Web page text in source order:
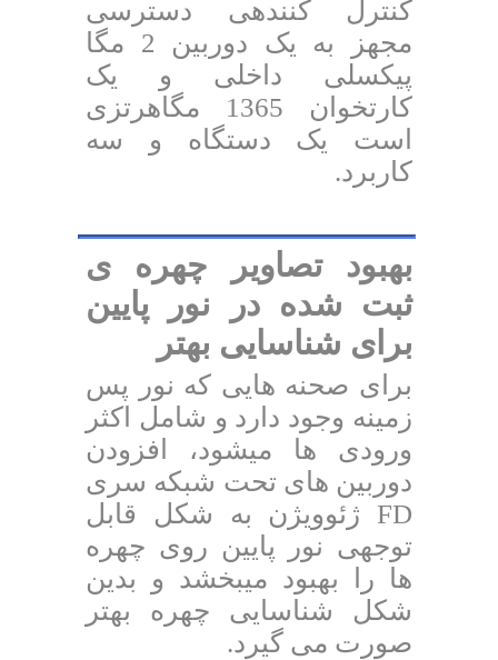
کنترل کنندهی دسترسی
مجهز به یک دوربین 2 مگا
پیکسلی داخلی و یک
کارتخوان 1365 مگاهرتزی
است یک دستگاه و سه
کاربرد.
بهبود تصاویر چهره ی
ثبت شده در نور پایین
برای شناسایی بهتر
برای صحنه هایی که نور پس
زمینه وجود دارد و شامل اکثر
ورودی ها میشود، افزودن
دوربین های تحت شبکه سری
FD ژئوویژن به شکل قابل
توجهی نور پایین روی چهره
ها را بهبود میبخشد و بدین
شکل شناسایی چهره بهتر
صورت می گیرد.